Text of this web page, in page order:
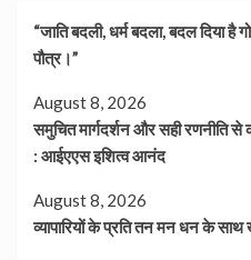
“जाति बदली, धर्म बदला, बदल दिया है
पौत्र।”
August 8, 2026
समुचित मार्गदर्शन और सही रणनीति
: आईएएस इशित्व आनंद
August 8, 2026
व्यापारियों के प्रति तन मन धन के साथ